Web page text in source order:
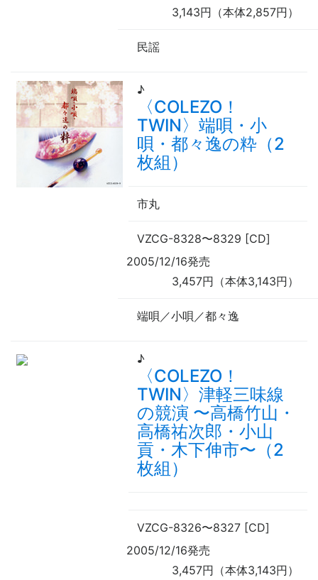
3,143円（本体2,857円）
民謡
♪
〈COLEZO！
TWIN〉端唄・小
唄・都々逸の粋（2
枚組）
市丸
VZCG-8328〜8329 [CD]
2005/12/16発売
3,457円（本体3,143円）
端唄／小唄／都々逸
♪
〈COLEZO！
TWIN〉津軽三味線
の競演 〜高橋竹山・
高橋祐次郎・小山
貢・木下伸市〜 （2
枚組）
VZCG-8326〜8327 [CD]
2005/12/16発売
3,457円（本体3,143円）